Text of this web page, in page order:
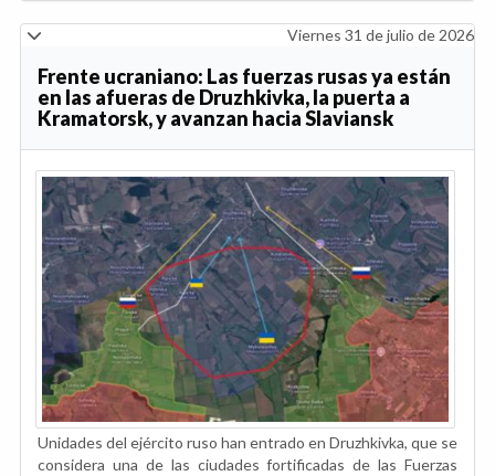
Viernes 31 de julio de 2026
Frente ucraniano: Las fuerzas rusas ya están
en las afueras de Druzhkivka, la puerta a
Kramatorsk, y avanzan hacia Slaviansk
Unidades del ejército ruso han entrado en Druzhkivka, que se
considera una de las ciudades fortificadas de las Fuerzas